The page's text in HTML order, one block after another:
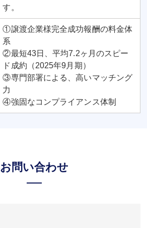
す。
①譲渡企業様完全成功報酬の料金体
系
②最短43日、平均7.2ヶ月のスピー
ド成約（2025年9月期）
③専門部署による、高いマッチング
力
④強固なコンプライアンス体制
お問い合わせ